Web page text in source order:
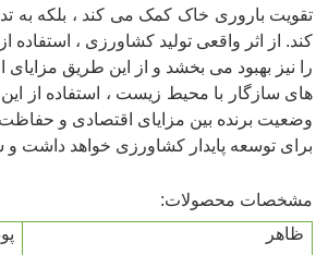
تقویت باروری خاک کمک می کند ، بلکه به
کند. از اثر واقعی تولید کشاورزی ،
را نیز بهبود می بخشد و از این طریق
های سازگار با محیط زیست ، استفاده از
وضعیت برنده بین مزایای اقتصادی و
برای توسعه پایدار کشاورزی خواهد داشت
مشخصات محصولات:
ظاهر